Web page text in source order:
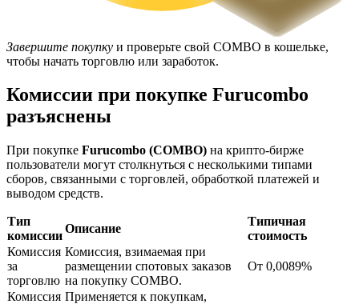
Эксклюзивные инвестиции для владельцев BTR
Завершите покупку и проверьте свой COMBO в кошельке,
чтобы начать торговлю или заработок.
Комиссии при покупке Furucombo
разъяснены
При покупке Furucombo (COMBO) на крипто-бирже
пользователи могут столкнуться с несколькими типами
сборов, связанными с торговлей, обработкой платежей и
выводом средств.
Тип
комиссии
Описание
Типичная
стоимость
Комиссия
за
торговлю
Комиссия, взимаемая при
размещении спотовых заказов
на покупку COMBO.
От 0,0089%
Комиссия Применяется к покупкам,